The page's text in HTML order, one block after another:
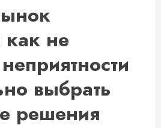
как не
выбрать
решения